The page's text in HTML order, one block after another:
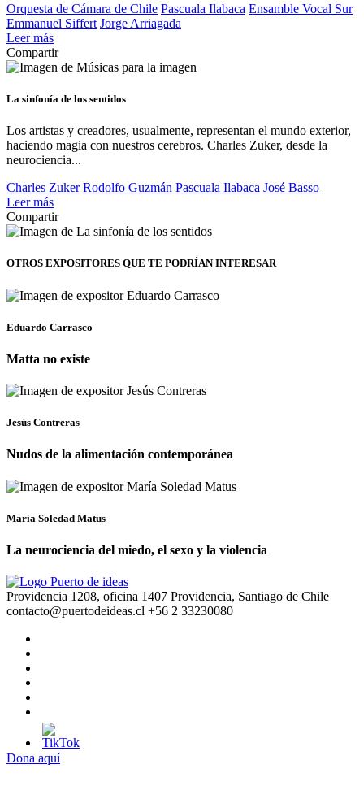
Orquesta de Cámara de Chile Pascuala Ilabaca Ensamble Vocal Sur
Emmanuel Siffert Jorge Arriagada
Leer más
Compartir
La sinfonía de los sentidos
Los artistas y creadores, usualmente, representan el mundo exterior,
haciendo magia con nuestros cerebros. Charles Zuker, desde la
neurociencia...
Charles Zuker Rodolfo Guzmán Pascuala Ilabaca José Basso
Leer más
Compartir
OTROS EXPOSITORES QUE TE PODRÍAN INTERESAR
Eduardo Carrasco
Matta no existe
Jesús Contreras
Nudos de la alimentación contemporánea
María Soledad Matus
La neurociencia del miedo, el sexo y la violencia
Providencia 1208, oficina 1407 Providencia, Santiago de Chile
contacto@puertodeideas.cl +56 2 33230080
Dona aquí